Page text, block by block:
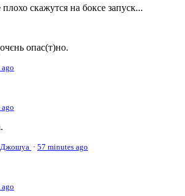
скажутся на боксе запуск...
опас(т)но.
Джошуа · 57 minutes ago